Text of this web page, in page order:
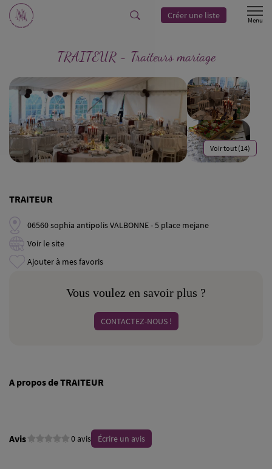
Créer une liste
TRAITEUR - Traiteurs mariage
Voir tout (14)
TRAITEUR
06560 sophia antipolis VALBONNE - 5 place mejane
Voir le site
Ajouter à mes favoris
Vous voulez en savoir plus ?
CONTACTEZ-NOUS !
A propos de TRAITEUR
Avis 0 avis Écrire un avis